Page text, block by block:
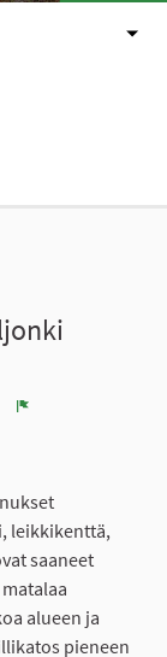
leikkikenttä,
saaneet
alueen ja
pieneen